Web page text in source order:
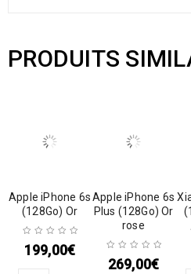
PRODUITS
Apple iPhone 6s
(128Go) Or
199,00€
Apple iPhone 6s
Plus (128Go) Or
rose
269,00€